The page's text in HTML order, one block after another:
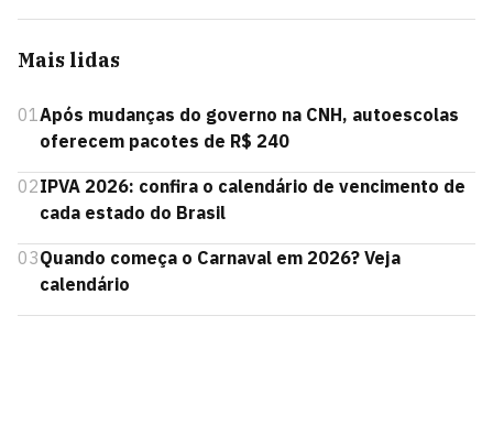
Mais lidas
01Após mudanças do governo na CNH, autoescolas
oferecem pacotes de R$ 240
02IPVA 2026: confira o calendário de vencimento de
cada estado do Brasil
03Quando começa o Carnaval em 2026? Veja
calendário